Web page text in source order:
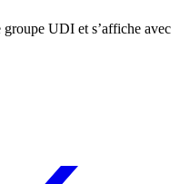
UDI et s’affiche avec